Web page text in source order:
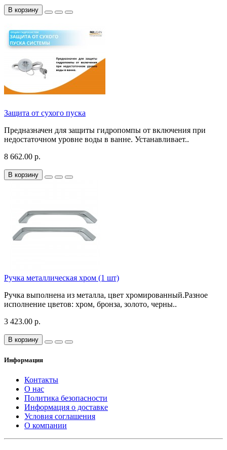
В корзину
Защита от сухого пуска
Предназначен для защиты гидропомпы от включения при
недостаточном уровне воды в ванне. Устанавливает..
8 662.00 р.
В корзину
Ручка металлическая хром (1 шт)
Ручка выполнена из металла, цвет хромированный.Разное
исполнение цветов: хром, бронза, золото, черны..
3 423.00 р.
В корзину
Информация
Контакты
О нас
Политика безопасности
Информация о доставке
Условия соглашения
О компании